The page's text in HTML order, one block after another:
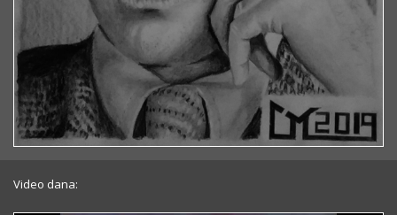
Video dana: